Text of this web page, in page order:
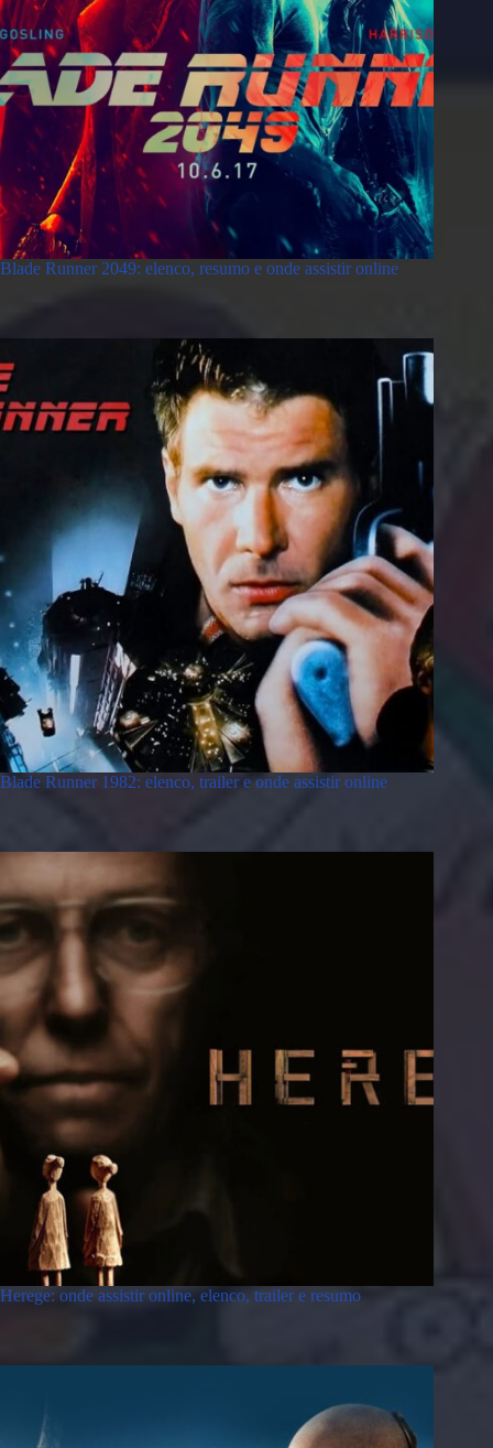
Blade Runner 2049: elenco, resumo e onde assistir online
Blade Runner 1982: elenco, trailer e onde assistir online
Herege: onde assistir online, elenco, trailer e resumo